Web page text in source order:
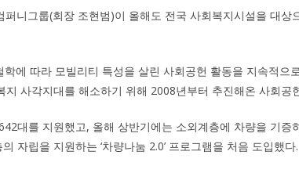
니그룹(회장 조현범)이 올해도 전국 사회복지시설을 대상
학에 따라 모빌리티 특성을 살린 사회공헌 활동을 지속적으
지 사각지대를 해소하기 위해 2008년부터 추진해온 사회공
대를 지원했고, 올해 상반기에는 소외계층에 차량을 기증
자립을 지원하는 ‘차량나눔 2.0’ 프로그램을 처음 도입했다.